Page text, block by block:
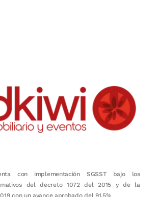
con implementación SGSST bajo los
del decreto 1072 del 2015 y de la
con un avance aprobado del 91,5%